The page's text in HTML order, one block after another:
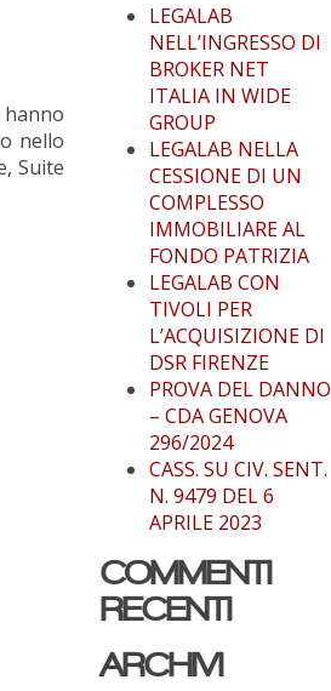
nello
Suite
LEGALAB
NELL’INGRESSO DI
BROKER NET
ITALIA IN WIDE
GROUP
LEGALAB NELLA
CESSIONE DI UN
COMPLESSO
IMMOBILIARE AL
FONDO PATRIZIA
LEGALAB CON
TIVOLI PER
L’ACQUISIZIONE DI
DSR FIRENZE
PROVA DEL DANNO
– CDA GENOVA
296/2024
CASS. SU CIV. SENT.
N. 9479 DEL 6
APRILE 2023
COMMENTI
RECENTI
ARCHIVI